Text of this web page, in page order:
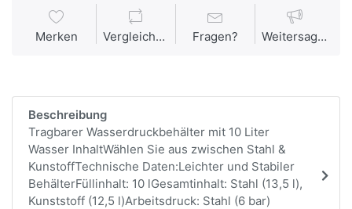
Merken Vergleichen Fragen? Weitersagen
Beschreibung
Tragbarer Wasserdruckbehälter mit 10 Liter
Wasser InhaltWählen Sie aus zwischen Stahl &
KunstoffTechnische Daten:Leichter und Stabiler
BehälterFüllinhalt: 10 lGesamtinhalt: Stahl (13,5 l),
Kunststoff (12,5 l)Arbeitsdruck: Stahl (6 bar)